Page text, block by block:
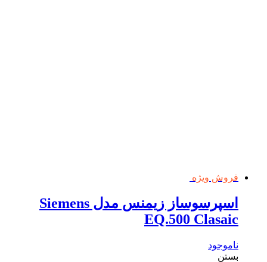
فروش ویژه
اسپرسوساز زیمنس مدل Siemens
EQ.500 Clasaic
ناموجود
بستن